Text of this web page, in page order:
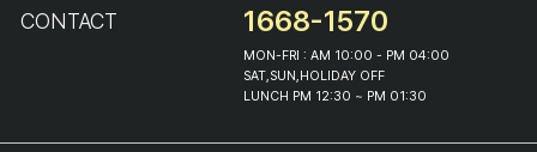
CONTACT 1668-1570
MON-FRI : AM 10:00 - PM 04:00
SAT,SUN,HOLIDAY OFF
LUNCH PM 12:30 ~ PM 01:30